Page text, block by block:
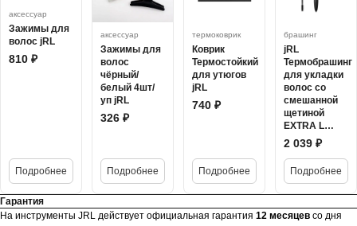
аксессуар
Зажимы для
волос jRL
810 ₽
Подробнее
аксессуар
Зажимы для
волос
чёрный/
белый 4шт/
уп jRL
326 ₽
Подробнее
термоковрик
Коврик
Термостойкий
для утюгов
jRL
740 ₽
Подробнее
брашинг
jRL
Термобрашинг
для укладки
волос со
смешанной
щетиной
EXTRA L…
2 039 ₽
Подробнее
Гарантия
На инструменты JRL действует официальная гарантия 12 месяцев со дня